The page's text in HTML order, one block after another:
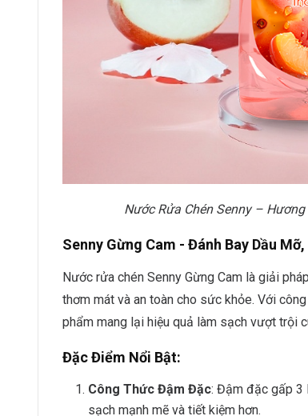
Nước Rửa Chén Senny –
Senny Gừng Cam - Đánh Bay Dầu
Nước rửa chén Senny Gừng Cam là giải
thơm mát và an toàn cho sức khỏe. Với
phẩm mang lại hiệu quả làm sạch vượt trội
Đặc Điểm Nổi Bật:
Công Thức Đậm Đặc: Đậm đặc gấp 3
sạch mạnh mẽ và tiết kiệm hơn.